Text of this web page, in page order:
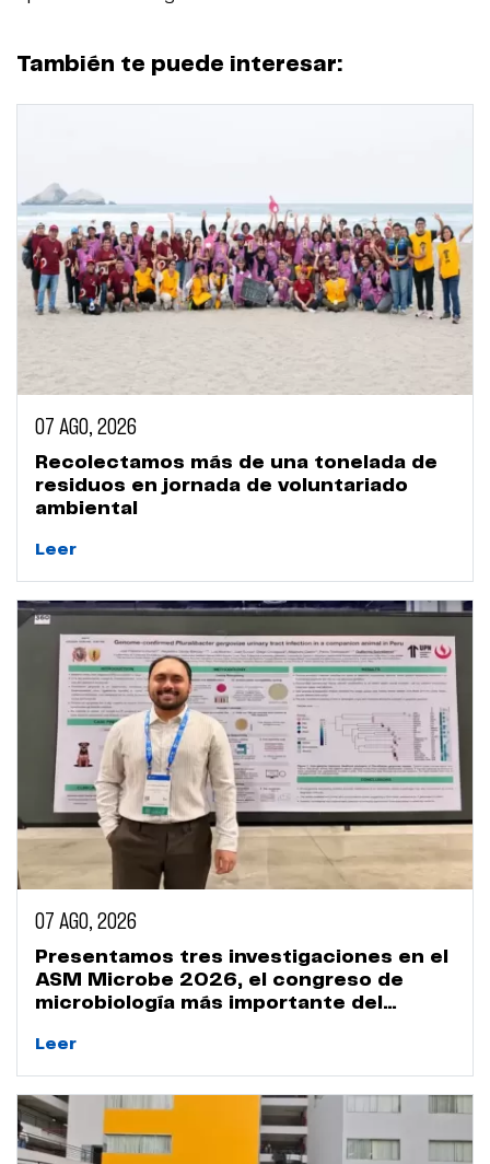
También te puede interesar:
07 AGO, 2026
Recolectamos más de una tonelada de
residuos en jornada de voluntariado
ambiental
Leer
07 AGO, 2026
Presentamos tres investigaciones en el
ASM Microbe 2026, el congreso de
microbiología más importante del
Leer